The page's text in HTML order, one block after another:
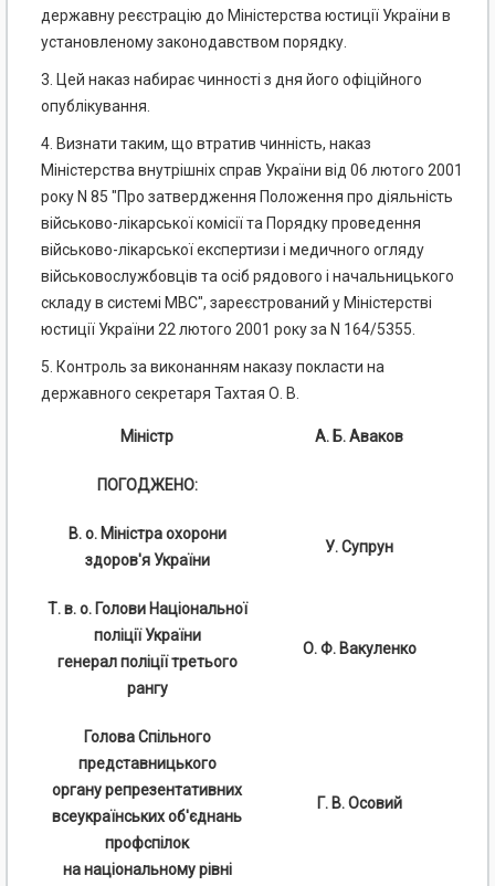
державну реєстрацію до Міністерства юстиції України в
установленому законодавством порядку.
3. Цей наказ набирає чинності з дня його офіційного
опублікування.
4. Визнати таким, що втратив чинність, наказ
Міністерства внутрішніх справ України від 06 лютого 2001
року N 85 "Про затвердження Положення про діяльність
військово-лікарської комісії та Порядку проведення
військово-лікарської експертизи і медичного огляду
військовослужбовців та осіб рядового і начальницького
складу в системі МВС", зареєстрований у Міністерстві
юстиції України 22 лютого 2001 року за N 164/5355.
5. Контроль за виконанням наказу покласти на
державного секретаря Тахтая О. В.
Міністр А. Б. Аваков
ПОГОДЖЕНО:
В. о. Міністра охорони
здоров'я України
У. Супрун
Т. в. о. Голови Національної
поліції України
генерал поліції третього
рангу
О. Ф. Вакуленко
Голова Спільного
представницького
органу репрезентативних
всеукраїнських об'єднань
профспілок
на національному рівні
Г. В. Осовий